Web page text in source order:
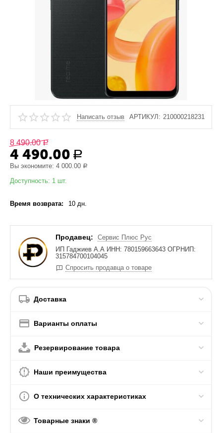
Написать отзыв АРТИКУЛ: 210000218231
8 490.00 Р
4 490.00 Р
Вы экономите:4 000.00 Р
Доступность: 1 шт.
Время возврата: 10 дн.
Продавец:
Сервис Плюс Рус
ИП Гаджиев А.А ИНН: 780159663643 ОГРНИП:
315784700104045
Спросить продавца о товаре
Доставка
Варианты оплаты
Резервирование товара
Наши преимущества
О технических характеристиках
Товарные знаки ®